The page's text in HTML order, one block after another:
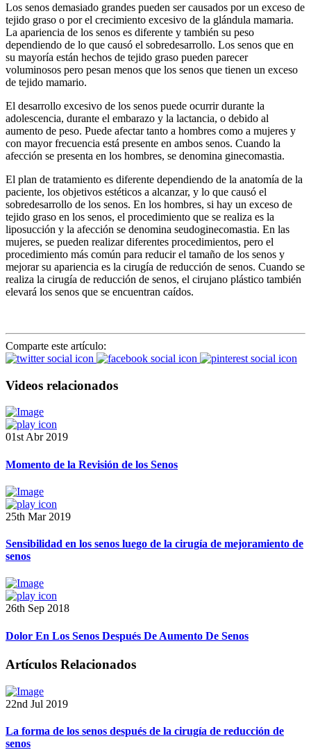
Los senos demasiado grandes pueden ser causados por un exceso de
tejido graso o por el crecimiento excesivo de la glándula mamaria.
La apariencia de los senos es diferente y también su peso
dependiendo de lo que causó el sobredesarrollo. Los senos que en
su mayoría están hechos de tejido graso pueden parecer
voluminosos pero pesan menos que los senos que tienen un exceso
de tejido mamario.
El desarrollo excesivo de los senos puede ocurrir durante la
adolescencia, durante el embarazo y la lactancia, o debido al
aumento de peso. Puede afectar tanto a hombres como a mujeres y
con mayor frecuencia está presente en ambos senos. Cuando la
afección se presenta en los hombres, se denomina ginecomastia.
El plan de tratamiento es diferente dependiendo de la anatomía de la
paciente, los objetivos estéticos a alcanzar, y lo que causó el
sobredesarrollo de los senos. En los hombres, si hay un exceso de
tejido graso en los senos, el procedimiento que se realiza es la
liposucción y la afección se denomina seudoginecomastia. En las
mujeres, se pueden realizar diferentes procedimientos, pero el
procedimiento más común para reducir el tamaño de los senos y
mejorar su apariencia es la cirugía de reducción de senos. Cuando se
realiza la cirugía de reducción de senos, el cirujano plástico también
elevará los senos que se encuentran caídos.
Comparte este artículo:
Videos relacionados
01st Abr 2019
Momento de la Revisión de los Senos
25th Mar 2019
Sensibilidad en los senos luego de la cirugía de mejoramiento de
senos
26th Sep 2018
Dolor En Los Senos Después De Aumento De Senos
Artículos Relacionados
22nd Jul 2019
La forma de los senos después de la cirugía de reducción de
senos